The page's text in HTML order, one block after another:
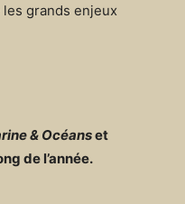
grands enjeux
& Océanset
de l’année.